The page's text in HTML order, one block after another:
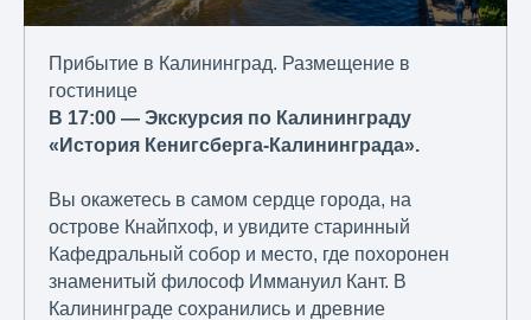
Прибытие в Калининград. Размещение в
гостинице
В 17:00 — Экскурсия по Калининграду
«История Кенигсберга-Калининграда».
Вы окажетесь в самом сердце города, на
острове Кнайпхоф, и увидите старинный
Кафедральный собор и место, где похоронен
знаменитый философ Иммануил Кант. В
Калининграде сохранились и древние